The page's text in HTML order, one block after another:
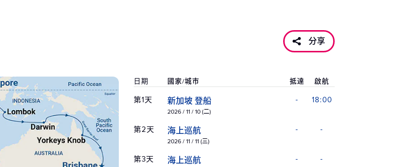
分享
日期 國家/城市 抵達 啟航
第1天 新加坡 登船
2026 / 11 / 10 (二)
- 18:00
第2天 海上巡航
2026 / 11 / 11 (三)
- -
第3天 海上巡航 - -